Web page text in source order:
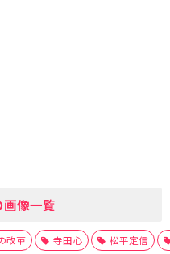
画像一覧
改革 寺田心 松平定信